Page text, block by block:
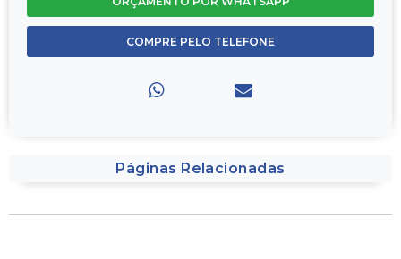
COMPRE PELO TELEFONE
Páginas Relacionadas